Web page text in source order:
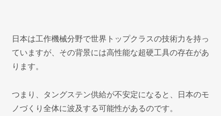
日本は工作機械分野で世界トップクラスの技術力を持っ
ていますが、その背景には高性能な超硬工具の存在があ
ります。
つまり、タングステン供給が不安定になると、日本のモ
ノづくり全体に波及する可能性があるのです。